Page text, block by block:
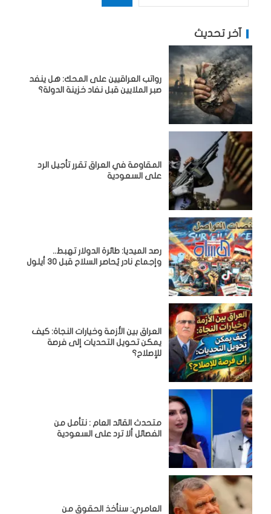
آخر تحديث
رواتب العراقيين على المحك: هل ينفد
صبر الملايين قبل نفاد خزينة الدولة؟
المقاومة في العراق تقرر تأجيل الرد
على السعودية
رصد الميديا: طائرة الدولار تهبط..
وإجماع نادر يُحاصر السلاح قبل 30 أيلول
العراق بين الأزمة وخيارات النجاة: كيف
يمكن تحويل التحديات إلى فرصة
للإصلاح؟
متحدث القائد العام : نتأمل من
الفصائل ألا ترد على السعودية
العامري: سنأخذ الحقوق من